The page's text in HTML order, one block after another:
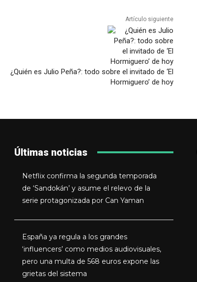
Artículo siguiente
¿Quién es Julio Peña?: todo sobre el invitado de ‘El
Hormiguero’ de hoy
Últimas noticias
Netflix confirma la segunda temporada
de ‘Sandokán’ y asume el relevo de la
serie protagonizada por Can Yaman
España ya regula a los grandes
‘influencers’ como medios audiovisuales,
pero una multa de 568 euros expone las
grietas del sistema